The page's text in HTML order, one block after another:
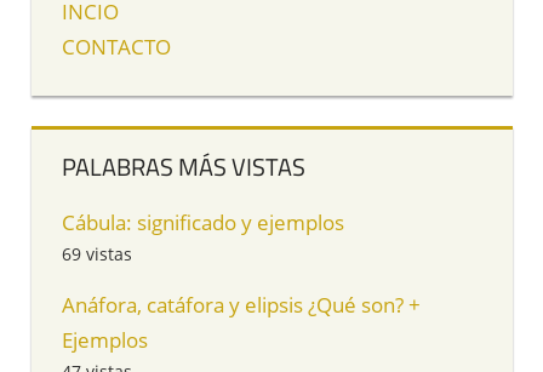
INCIO
CONTACTO
PALABRAS MÁS VISTAS
Cábula: significado y ejemplos
69 vistas
Anáfora, catáfora y elipsis ¿Qué son? +
Ejemplos